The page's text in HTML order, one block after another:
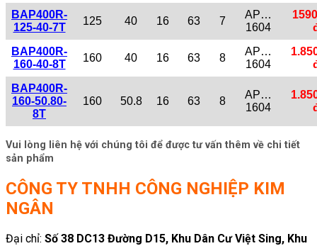
BAP400R-
125-40-7T
125 40 16 63 7
AP…
1604
BAP400R-
160-40-8T
160 40 16 63 8
AP…
1604
BAP400R-
160-50.80-
8T
160 50.8 16 63 8
AP…
1604
Vui lòng liên hệ với chúng tôi để được tư vấn thêm về chi tiết
sản phẩm
CÔNG TY TNHH CÔNG NGHIỆP KIM
NGÂN
Đại chỉ: Số 38 DC13 Đường D15, Khu Dân Cư Việt Sing, Khu